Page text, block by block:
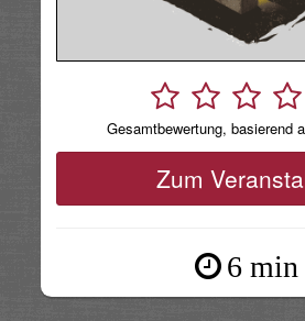
Gesamtbewertung, basierend
Zum
6 min